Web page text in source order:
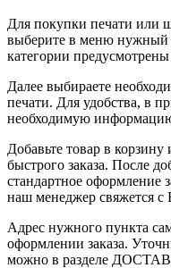
Для покупки печати или
выберите в меню нужный
категории
Далее выбираете
печати. Для удобства, в
необходимую
Добавьте товар в
быстрого заказа. После
стандартное оформление
наш менеджер свяжется с
Адрес нужного пункта
оформлении заказа.
можно в разделе